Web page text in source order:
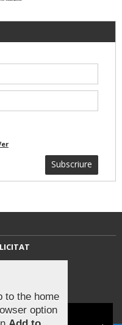
Subscriure
to the home
option
de cookies: